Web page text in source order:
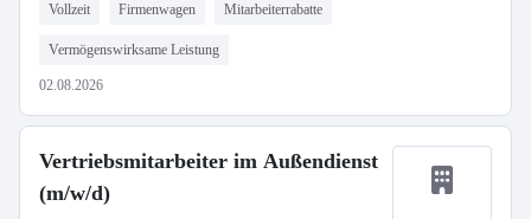
Vollzeit Firmenwagen Mitarbeiterrabatte
Vermögenswirksame Leistung
02.08.2026
Vertriebsmitarbeiter im Außendienst
(m/w/d)